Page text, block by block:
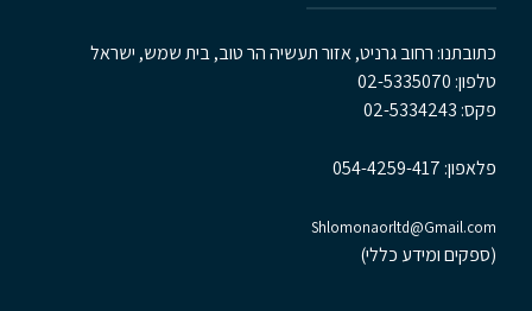
כתובתנו: רחוב גרניט, אזור תעשיה הר טוב, בית שמש, ישראל
טלפון: 02-5335070
פקס: 02-5334243
פלאפון: 054-4259-417
Shlomonaorltd@Gmail.com
(ספקים ומידע כללי)